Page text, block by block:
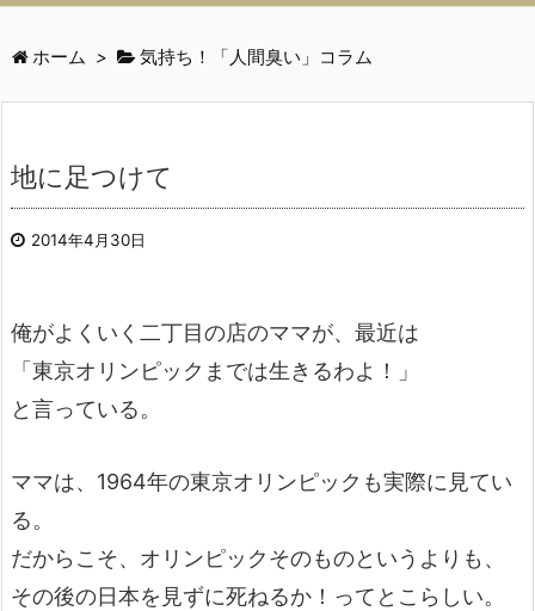
ホーム > 気持ち！「人間臭い」コラム
地に足つけて
2014年4月30日
俺がよくいく二丁目の店のママが、最近は
「東京オリンピックまでは生きるわよ！」
と言っている。
ママは、1964年の東京オリンピックも実際に見てい
る。
だからこそ、オリンピックそのものというよりも、
その後の日本を見ずに死ねるか！ってとこらしい。